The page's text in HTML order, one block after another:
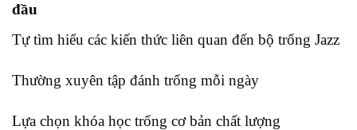
đầu
Tự tìm hiểu các kiến thức liên quan đến bộ trống Jazz
Thường xuyên tập đánh trống mỗi ngày
Lựa chọn khóa học trống cơ bản chất lượng